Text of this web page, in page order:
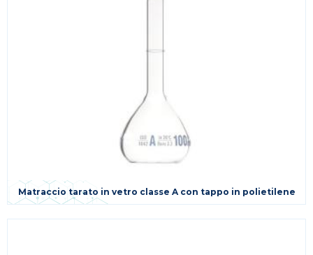
Matraccio tarato in vetro classe A con tappo in polietilene